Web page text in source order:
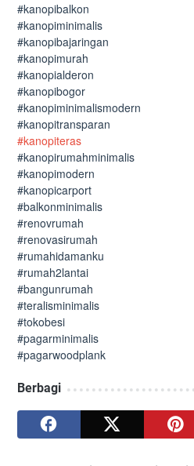
#kanopibalkon
#kanopiminimalis
#kanopibajaringan
#kanopimurah
#kanopialderon
#kanopibogor
#kanopiminimalismodern
#kanopitransparan
#kanopiteras
#kanopirumahminimalis
#kanopimodern
#kanopicarport
#balkonminimalis
#renovrumah
#renovasirumah
#rumahidamanku
#rumah2lantai
#bangunrumah
#teralisminimalis
#tokobesi
#pagarminimalis
#pagarwoodplank
Berbagi